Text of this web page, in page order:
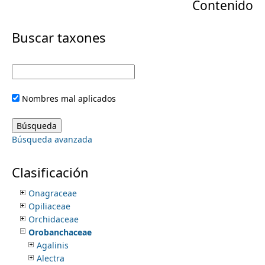
i
m
r
y
t
Contenido
m
e
n
u
Buscar taxones
Nombres mal aplicados
Búsqueda avanzada
Clasificación
Myrtaceae
Nartheciaceae
Nolinaceae
Nymphaeaceae
Nyssaceae
Olacaceae
Oleaceae
Onagraceae
Opiliaceae
Orchidaceae
Orobanchaceae
Agalinis
Alectra